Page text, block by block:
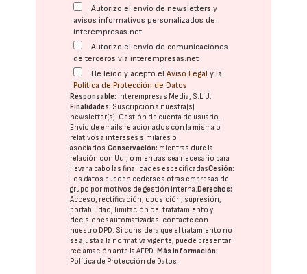
Autorizo el envío de newsletters y
avisos informativos personalizados de
interempresas.net
Autorizo el envío de comunicaciones
de terceros vía interempresas.net
He leído y acepto elAviso Legal y la
Política de Protección de Datos
Responsable: Interempresas Media, S.L.U.
Finalidades: Suscripción a nuestra(s)
newsletter(s). Gestión de cuenta de usuario.
Envío de emails relacionados con la misma o
relativos a intereses similares o
asociados.Conservación: mientras dure la
relación con Ud., o mientras sea necesario para
llevar a cabo las finalidades especificadasCesión:
Los datos pueden cederse a otras empresas del
grupo por motivos de gestión interna. Derechos:
Acceso, rectificación, oposición, supresión,
portabilidad, limitación del tratatamiento y
decisiones automatizadas: contacte con
nuestro DPD. Si considera que el tratamiento no
se ajusta a la normativa vigente, puede presentar
reclamación ante laAEPD. Más información:
Política de Protección de Datos